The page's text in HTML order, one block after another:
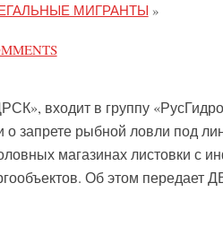
МИГРАНТЫ »
входит в группу
запрете рыбной ловли под
магазинах листовки с
Об этом передает